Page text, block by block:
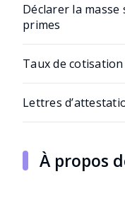
Déclarer la
primes
salariale et du
Cotisations
Taux de
Taux de
Lettres
À propos